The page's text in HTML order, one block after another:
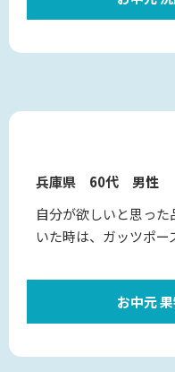
兵庫県 60代 男性
自分が欲しいと思っ
いた時は、ガッツポー
お中元